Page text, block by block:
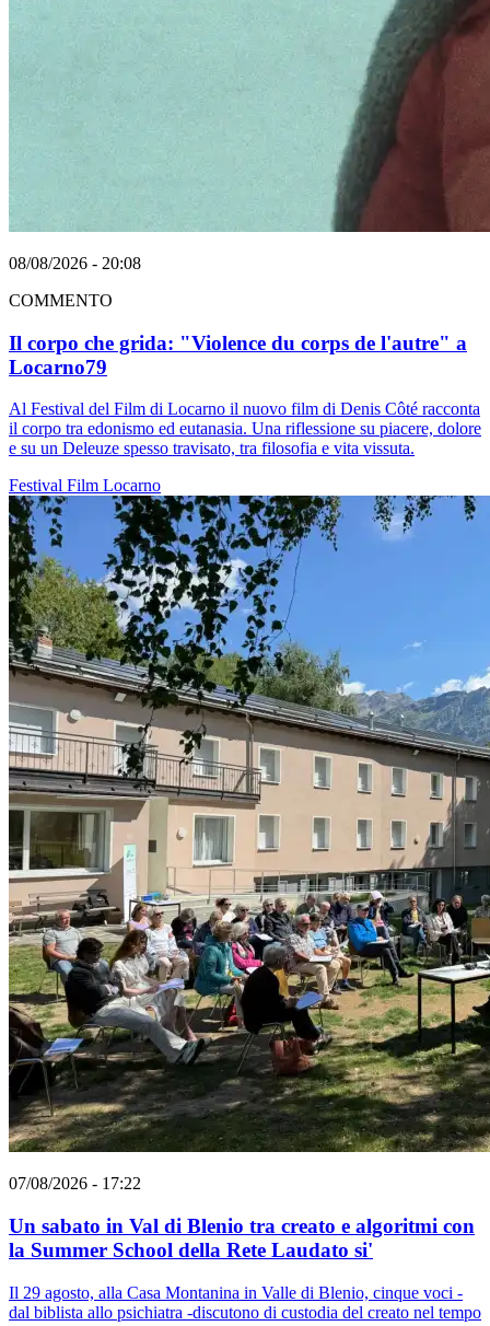
08/08/2026 - 20:08
COMMENTO
Il corpo che grida: "Violence du corps de l'autre" a
Locarno79
Al Festival del Film di Locarno il nuovo film di Denis Côté racconta
il corpo tra edonismo ed eutanasia. Una riflessione su piacere, dolore
e su un Deleuze spesso travisato, tra filosofia e vita vissuta.
Festival Film Locarno
07/08/2026 - 17:22
Un sabato in Val di Blenio tra creato e algoritmi con
la Summer School della Rete Laudato si'
Il 29 agosto, alla Casa Montanina in Valle di Blenio, cinque voci -
dal biblista allo psichiatra -discutono di custodia del creato nel tempo